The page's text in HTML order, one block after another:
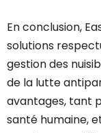
En conclusion,
solutions
gestion des
de la lutte
avantages, tant
santé humaine,